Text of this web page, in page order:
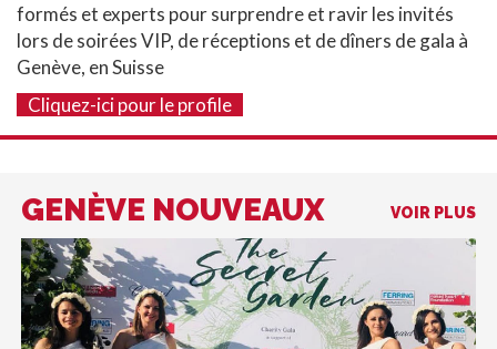
formés et experts pour surprendre et ravir les invités
lors de soirées VIP, de réceptions et de dîners de gala à
Genève, en Suisse
Cliquez-ici pour le profile
GENÈVE NOUVEAUX VOIR PLUS